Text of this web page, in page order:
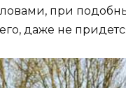
при
даже не